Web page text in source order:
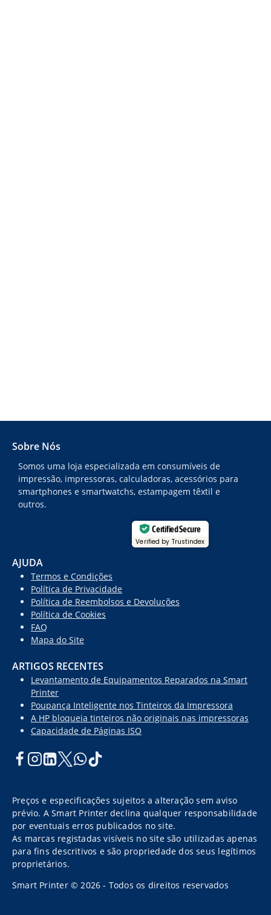
Sobre Nós
Somos uma loja especializada em consumíveis de
impressão, impressoras, calculadoras, acessórios para
smartphones e smartwatchs, estampagem têxtil e
outros.
Certified Secure
Verified by Trustindex
AJUDA
Termos e Condições
Política de Privacidade
Política de Reembolsos e Devoluções
Política de Cookies
FAQ
Mapa do Site
ARTIGOS RECENTES
Levantamento de Equipamentos Reparados na Smart
Printer
Poupança Inteligente nos Tinteiros da Impressora
A HP bloqueia tinteiros não originais nas impressoras
Capacidade de Páginas ISO
Preços e especificações sujeitos a alteração sem aviso
prévio. A Smart Printer declina qualquer responsabilidade
por eventuais erros publicados no site.
As marcas registadas visíveis no site são utilizadas apenas
para fins descritivos e são propriedade dos seus legítimos
proprietários.
Smart Printer © 2026 - Todos os direitos reservados